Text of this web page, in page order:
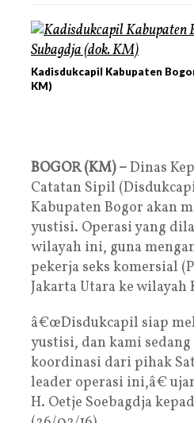
Kadisdukcapil Kabupaten
KM)
BOGOR (KM) –Dinas
Catatan Sipil
Kabupaten Bogor akan
yustisi. Operasi yang
wilayah ini, guna
pekerja seks komersial
Jakarta Utara ke wilayah
â€œDisdukcapil siap
yustisi, dan kami
koordinasi dari pihak
leader operasi ini,â€
H. Oetje Soebagdja